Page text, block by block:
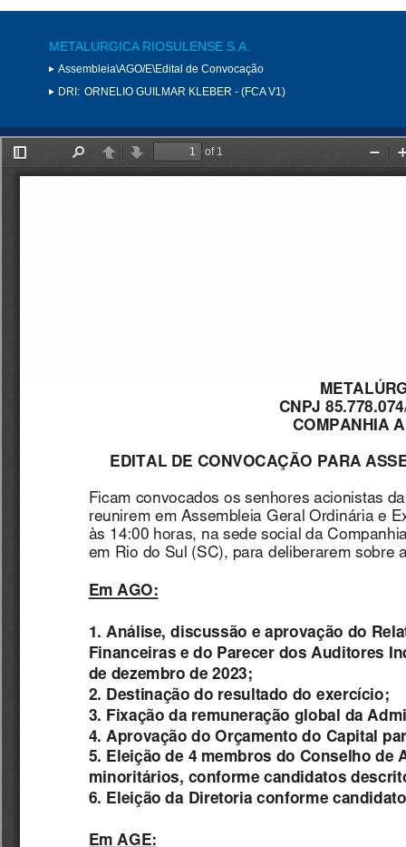
METALURGICA RIOSULENSE S.A.
Assembleia\AGO/E\Edital de Convocação
DRI: ORNELIO GUILMAR KLEBER - (FCA V1)